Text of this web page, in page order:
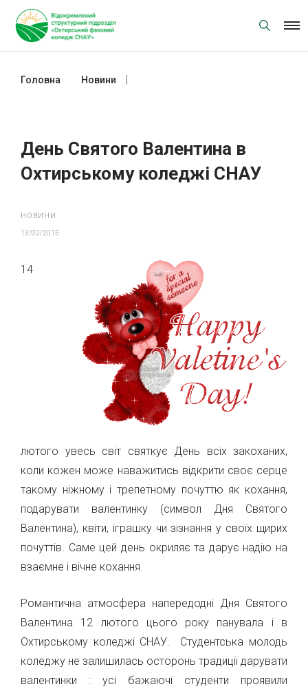
content
Головна Новини
День Святого Валентина в
Охтирському коледжі СНАУ
НОВИНИ
13/02/2015
14
лютого увесь світ святкує День всіх закоханих,
коли кожен може наважитись відкрити своє серце
такому ніжному і трепетному почуттю як кохання,
подарувати валентинку (символ Дня Святого
Валентина), квіти, іграшку чи зізнання у своїх щирих
почуттів. Саме цей день окриляє та дарує надію на
взаємне і вічне кохання.
Романтична атмосфера напередодні Дня Святого
Валентина 12 лютого цього року панувала і в
Охтирському коледжі СНАУ. Студентська молодь
коледжу не залишилась осторонь традиції дарувати
валентинки : усі бажаючі студенти проявили